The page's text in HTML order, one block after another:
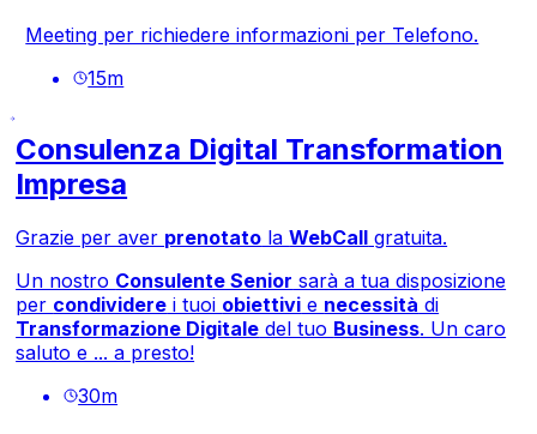
Meeting per richiedere informazioni per Telefono.
15m
Consulenza Digital Transformation
Impresa
Grazie per aver prenotato laWebCall gratuita.
Un nostro Consulente Senior sarà a tua disposizione
per condividere i tuoi obiettivi e necessità di
Transformazione Digitale del tuo Business. Un caro
saluto e ... a presto!
30m